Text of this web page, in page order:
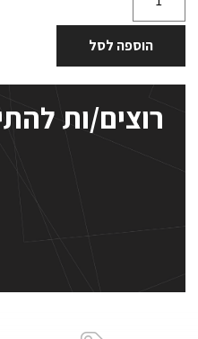
הוספה לסל
רוצים/ות